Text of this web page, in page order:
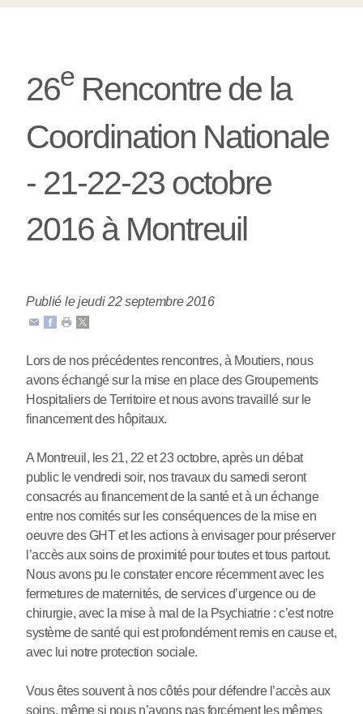
26eRencontre de la
Coordination Nationale
- 21-22-23 octobre
2016 à Montreuil
Publié le jeudi 22 septembre 2016
Lors de nos précédentes rencontres, à Moutiers, nous
avons échangé sur la mise en place des Groupements
Hospitaliers de Territoire et nous avons travaillé sur le
financement des hôpitaux.
A Montreuil, les 21, 22 et 23 octobre, après un débat
public le vendredi soir, nos travaux du samedi seront
consacrés au financement de la santé et à un échange
entre nos comités sur les conséquences de la mise en
oeuvre des GHT et les actions à envisager pour préserver
l’accès aux soins de proximité pour toutes et tous partout.
Nous avons pu le constater encore récemment avec les
fermetures de maternités, de services d’urgence ou de
chirurgie, avec la mise à mal de la Psychiatrie : c’est notre
système de santé qui est profondément remis en cause et,
avec lui notre protection sociale.
Vous êtes souvent à nos côtés pour défendre l’accès aux
soins, même si nous n’avons pas forcément les mêmes